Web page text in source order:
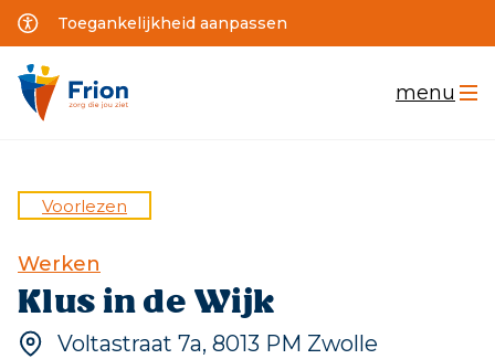
Toegankelijkheid aanpassen
menu
Home
Wonen
Werken
Voorlezen
Werken
Klus in de Wijk
Voltastraat 7a, 8013 PM Zwolle